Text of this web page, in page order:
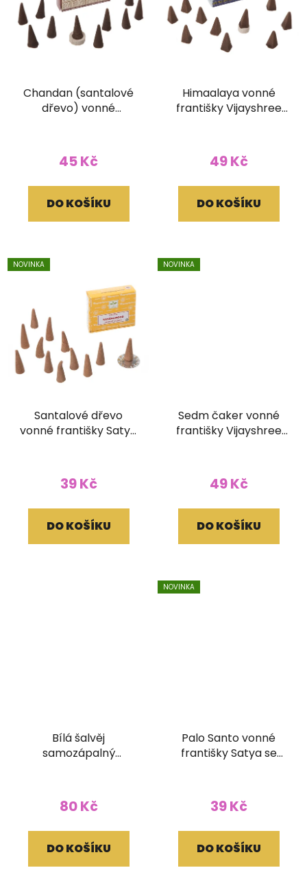
Chandan (santalové
dřevo) vonné
45 Kč
DO KOŠÍKU
Himaalaya vonné
františky Vijayshree
49 Kč
DO KOŠÍKU
NOVINKA
Santalové dřevo
vonné františky Satya
39 Kč
DO KOŠÍKU
NOVINKA
Sedm čaker vonné
františky Vijayshree
49 Kč
DO KOŠÍKU
Bílá šalvěj
samozápalný
80 Kč
DO KOŠÍKU
NOVINKA
Palo Santo vonné
františky Satya se
39 Kč
DO KOŠÍKU